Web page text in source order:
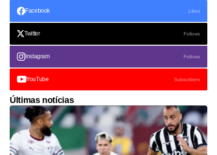
Facebook Likes
Twitter Follows
Instagram Follows
YouTube Subscribers
Últimas notícias